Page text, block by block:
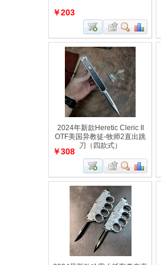
￥203
2024年新款Heretic Cleric II
OTF美国异教徒-牧师2直出跳
刀（四款式）
￥308